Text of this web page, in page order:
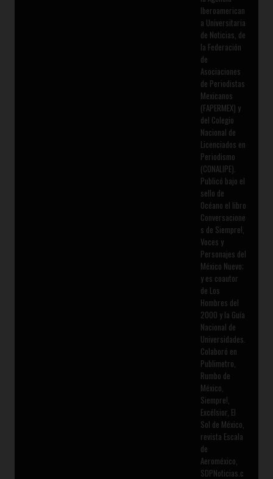
Iberoamerican
a Universitaria
de Noticias, de
la Federación
de
Asociaciones
de Periodistas
Mexicanos
(FAPERMEX) y
del Colegio
Nacional de
Licenciados en
Periodismo
(CONALIPE).
Publicó bajo el
sello de
Océano el libro
Conversacione
s de Siempre!,
Voces y
Personajes del
México Nuevo;
y es coautor
de Los
Hombres del
2000 y la Guía
Nacional de
Universidades.
Colaboró en
Publimetro,
Rumbo de
México,
Siempre!,
Excélsior, El
Sol de México,
revista Escala
de
Aeroméxico,
SDPNoticias.c